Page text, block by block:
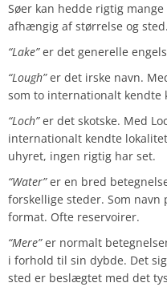
Søer kan hedde rigtig
afhængig af størrelse og sted.
“Lake”er det generelle
“Lough”er det irske navn.
som to internationalt kendte
“Loch”er det skotske. Med
internationalt kendte
uhyret, ingen rigtig har set.
“Water”er en bred
forskellige steder. Som
format. Ofte reservoirer.
“Mere”er normalt
i forhold til sin dybde. Det
sted er beslægtet med det